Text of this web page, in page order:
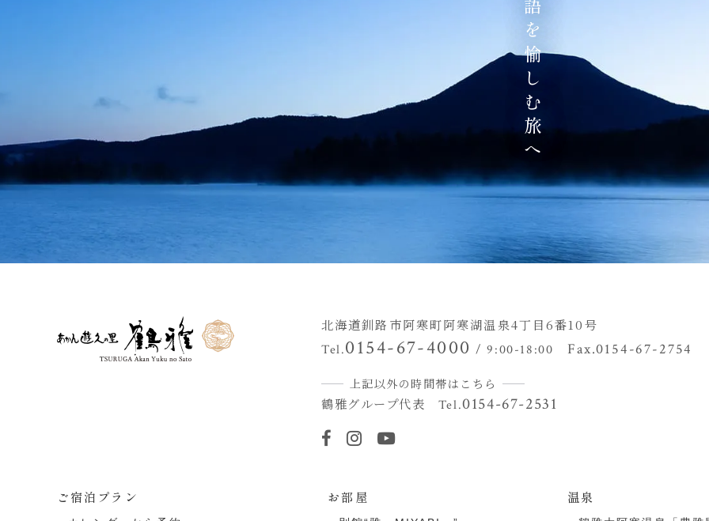
北海道釧路市阿寒町阿寒湖温泉4丁目6番10号
Tel.0154-67-4000 / 9:00-18:00 Fax.0154-67-2754
上記以外の時間帯はこちら
鶴雅グループ代表 Tel.0154-67-2531
ご宿泊プラン お部屋 温泉